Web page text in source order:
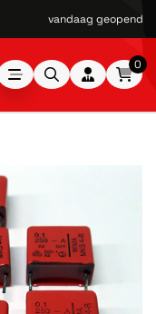
vandaag geopend
0